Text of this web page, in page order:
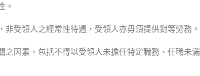
。
受領人之經常性待遇，受領人亦毋須提供對等勞務。
因素，包括不得以受領人未擔任特定職務、任職未